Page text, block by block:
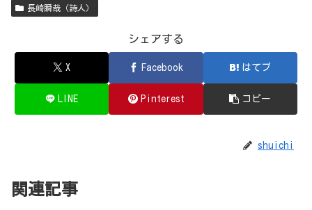
長崎瞬哉（詩人）
シェアする
X Facebook はてブ
LINE Pinterest コピー
shuichi
関連記事